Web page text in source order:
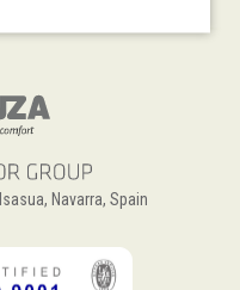
Navarra, Spain